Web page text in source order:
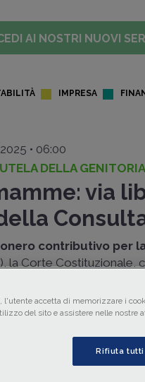
AI NOSTRI NUOVI
IMPRESA
• 06:00
DELLA
via
contributivo per
la Corte Costituzionale,
il Legislatore a
l'utente accetta di memorizzare i
del sito e assistere nelle nostre
Rifiuta tutti